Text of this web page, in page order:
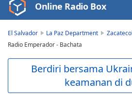
Video
Player
loading.
Video
Backward
Online Radio Box
El Salvador La Paz Department
Radio Emperador - Bachata
Berdiri bersama
keamanan di